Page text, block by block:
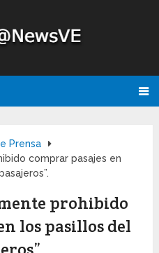
Prensa
comprar pasajes en
prohibido
los pasillos del